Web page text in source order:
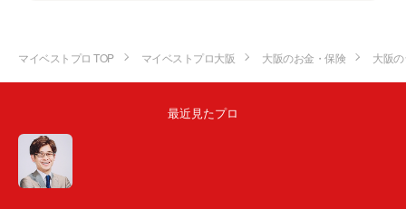
マイベストプロ TOP マイベストプロ大阪 大阪のお金・保険 大阪
最近見たプロ